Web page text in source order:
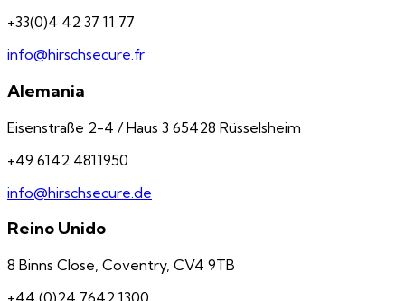
+33(0)4 42 37 11 77
info@hirschsecure.fr
Alemania
Eisenstraße 2-4 / Haus 3 65428 Rüsselsheim
+49 6142 4811950
info@hirschsecure.de
Reino Unido
8 Binns Close, Coventry, CV4 9TB
+44 (0)24 7642 1300